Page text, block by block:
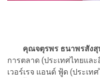
คุณจตุรพร ธนาพรสัง
การตลาด (ประเทศไทยแล
เวอร์เรจ แอนด์ ฟู้ด (ประเท